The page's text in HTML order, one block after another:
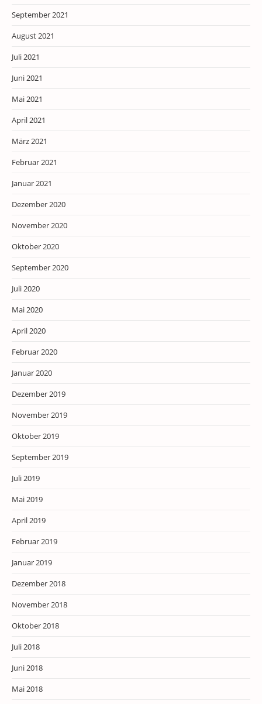
September 2021
August 2021
Juli 2021
Juni 2021
Mai 2021
April 2021
März 2021
Februar 2021
Januar 2021
Dezember 2020
November 2020
Oktober 2020
September 2020
Juli 2020
Mai 2020
April 2020
Februar 2020
Januar 2020
Dezember 2019
November 2019
Oktober 2019
September 2019
Juli 2019
Mai 2019
April 2019
Februar 2019
Januar 2019
Dezember 2018
November 2018
Oktober 2018
Juli 2018
Juni 2018
Mai 2018